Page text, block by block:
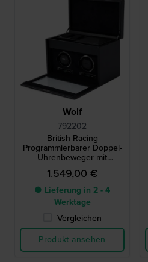
Wolf
792202
British Racing
Programmierbarer Doppel-
Uhrenbeweger mit
Aufbewahrung
1.549,00 €
● Lieferung in 2 - 4
Werktage
Vergleichen
Produkt ansehen